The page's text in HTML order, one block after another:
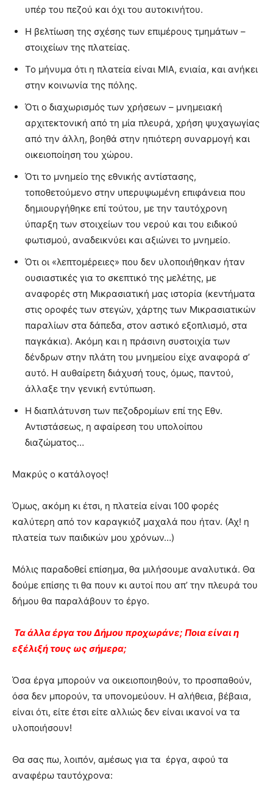
υπέρ του πεζού και όχι του αυτοκινήτου.
Η βελτίωση της σχέσης των επιμέρους τμημάτων –
στοιχείων της πλατείας.
Το μήνυμα ότι η πλατεία είναι ΜΙΑ, ενιαία, και ανήκει
στην κοινωνία της πόλης.
Ότι ο διαχωρισμός των χρήσεων – μνημειακή
αρχιτεκτονική από τη μία πλευρά, χρήση ψυχαγωγίας
από την άλλη, βοηθά στην ηπιότερη συναρμογή και
οικειοποίηση του χώρου.
Ότι το μνημείο της εθνικής αντίστασης,
τοποθετούμενο στην υπερυψωμένη επιφάνεια που
δημιουργήθηκε επί τούτου, με την ταυτόχρονη
ύπαρξη των στοιχείων του νερού και του ειδικού
φωτισμού, αναδεικνύει και αξιώνει το μνημείο.
Ότι οι «λεπτομέρειες» που δεν υλοποιήθηκαν ήταν
ουσιαστικές για το σκεπτικό της μελέτης, με
αναφορές στη Μικρασιατική μας ιστορία (κεντήματα
στις οροφές των στεγών, χάρτης των Μικρασιατικών
παραλίων στα δάπεδα, στον αστικό εξοπλισμό, στα
παγκάκια). Ακόμη και η πράσινη συστοιχία των
δένδρων στην πλάτη του μνημείου είχε αναφορά σ’
αυτό. Η αυθαίρετη διάχυσή τους, όμως, παντού,
άλλαξε την γενική εντύπωση.
Η διαπλάτυνση των πεζοδρομίων επί της Εθν.
Αντιστάσεως, η αφαίρεση του υπολοίπου
διαζώματος…
Μακρύς ο κατάλογος!
Όμως, ακόμη κι έτσι, η πλατεία είναι 100 φορές
καλύτερη από τον καραγκιόζ μαχαλά που ήταν. (Αχ! η
πλατεία των παιδικών μου χρόνων…)
Μόλις παραδοθεί επίσημα, θα μιλήσουμε αναλυτικά. Θα
δούμε επίσης τι θα πουν κι αυτοί που απ’ την πλευρά του
δήμου θα παραλάβουν το έργο.
Τα άλλα έργα του Δήμου προχωράνε; Ποια είναι η
εξέλιξή τους ως σήμερα;
Όσα έργα μπορούν να οικειοποιηθούν, το προσπαθούν,
όσα δεν μπορούν, τα υπονομεύουν. Η αλήθεια, βέβαια,
είναι ότι, είτε έτσι είτε αλλιώς δεν είναι ικανοί να τα
υλοποιήσουν!
Θα σας πω, λοιπόν, αμέσως για τα έργα, αφού τα
αναφέρω ταυτόχρονα: